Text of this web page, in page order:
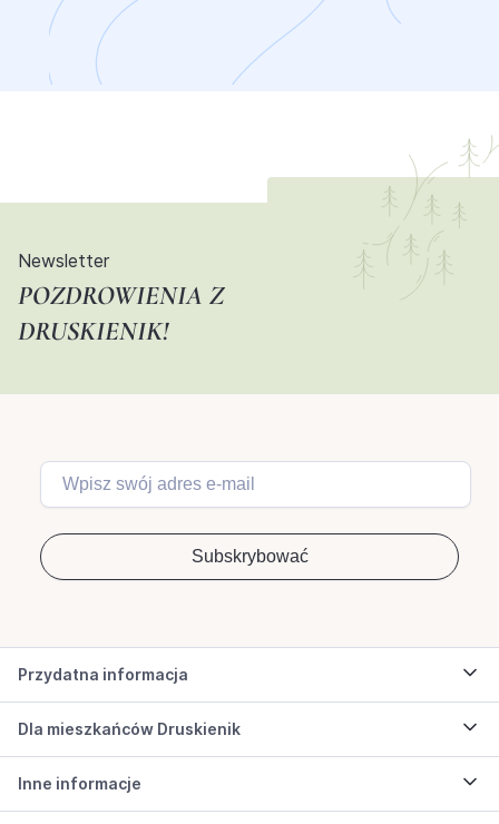
Newsletter
POZDROWIENIA Z
DRUSKIENIK!
Przydatna informacja
Dla mieszkańców Druskienik
Inne informacje